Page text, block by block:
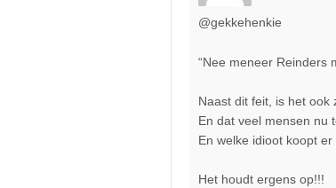
@gekkehenkie
“Nee meneer Reinders
Naast dit feit, is het ook
En dat veel mensen nu
En welke idioot koopt
Het houdt ergens op!!!